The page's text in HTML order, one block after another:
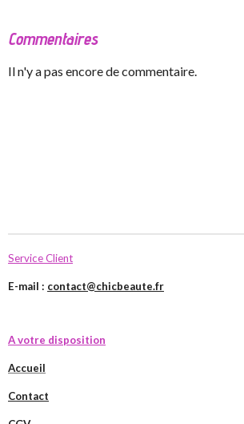
Commentaires
Il n'y a pas encore de commentaire.
Service Client
E-mail : contact@chicbeaute.fr
A votre disposition
Accueil
Contact